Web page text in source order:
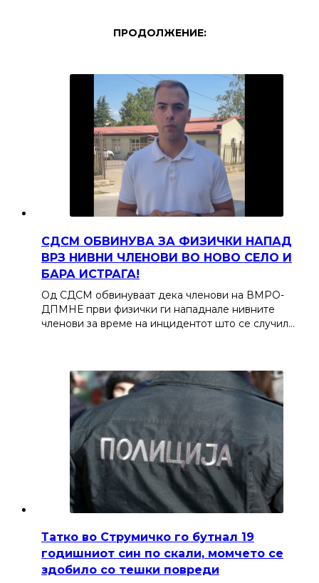
ПРОДОЛЖЕНИЕ:
СДСМ ОБВИНУВА ЗА ФИЗИЧКИ НАПАД
ВРЗ НИВНИ ЧЛЕНОВИ ВО НОВО СЕЛО И
БАРА ИСТРАГА!
Од СДСМ обвинуваат дека членови на ВМРО-
ДПМНЕ први физички ги нападнале нивните
членови за време на инцидентот што се случил…
Татко во Струмичко го бутнал 19
годишниот син по скали, момчето се
здобило со тешки повреди